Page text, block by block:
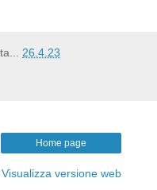
26.4.23
Home page
Visualizza versione web